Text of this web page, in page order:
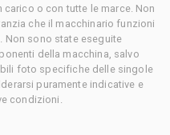
o con tutte le marce. Non
che il macchinario funzioni
Non sono state eseguite
della macchina, salvo
foto specifiche delle singole
puramente indicative e
condizioni.